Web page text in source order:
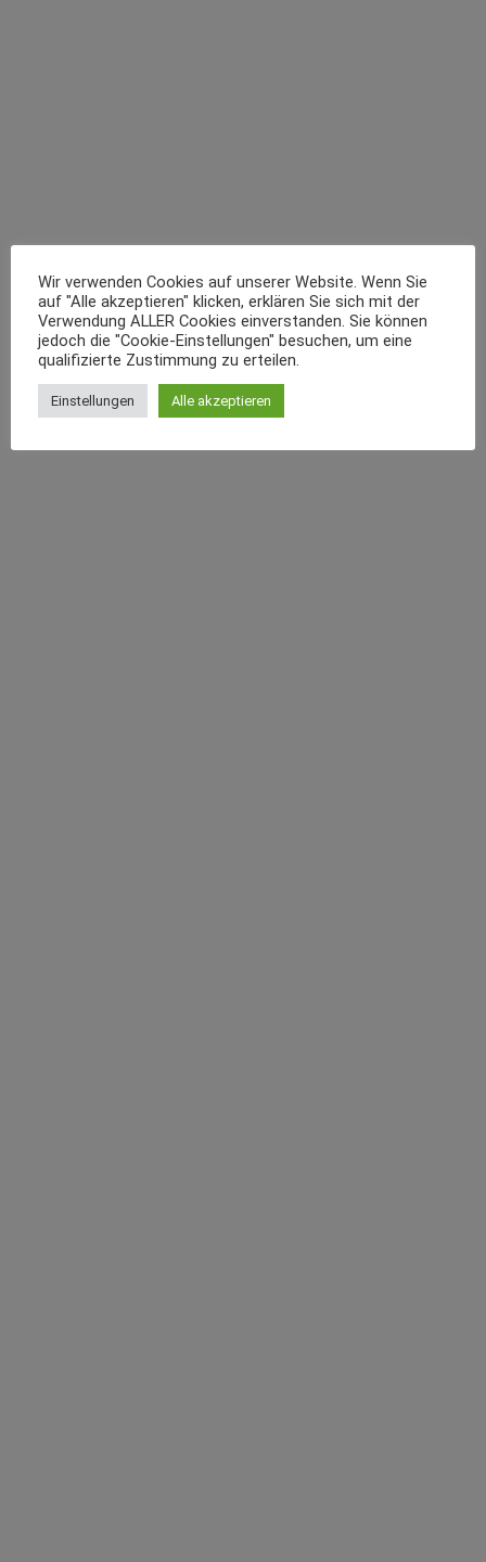
Wir verwenden Cookies auf unserer Website. Wenn Sie
auf "Alle akzeptieren" klicken, erklären Sie sich mit der
Verwendung ALLER Cookies einverstanden. Sie können
jedoch die "Cookie-Einstellungen" besuchen, um eine
qualifizierte Zustimmung zu erteilen.
Einstellungen Alle akzeptieren